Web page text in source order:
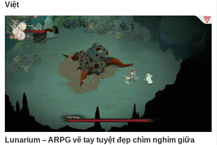
Việt
Lunarium – ARPG vẽ tay tuyệt đẹp chìm nghỉm giữa